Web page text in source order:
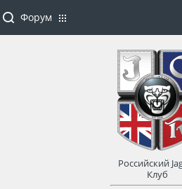
Форум
Российский
Клуб